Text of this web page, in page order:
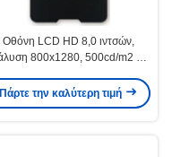
Οθόνη LCD HD 8,0 ιντσών,
800x1280, 500cd/m2 για
Πάρτε την καλύτερη τιμή